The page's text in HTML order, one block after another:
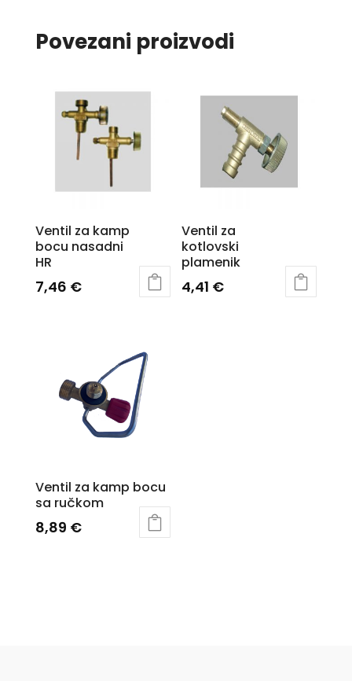
Povezani proizvodi
Ventil za kamp
bocu nasadni
HR
7,46 €
Ventil za
kotlovski
plamenik
4,41 €
Ventil za kamp bocu
sa ručkom
8,89 €